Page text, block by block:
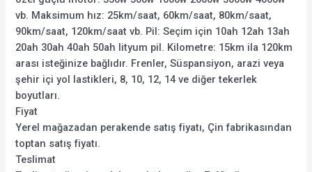
vb. Maksimum hız: 25km/saat, 60km/saat, 80km/saat,
90km/saat, 120km/saat vb. Pil: Seçim için 10ah 12ah 13ah
20ah 30ah 40ah 50ah lityum pil. Kilometre: 15km ila 120km
arası isteğinize bağlıdır. Frenler, Süspansiyon, arazi veya
şehir içi yol lastikleri, 8, 10, 12, 14 ve diğer tekerlek
boyutları.
Fiyat
Yerel mağazadan perakende satış fiyatı, Çin fabrikasından
toptan satış fiyatı.
Teslimat